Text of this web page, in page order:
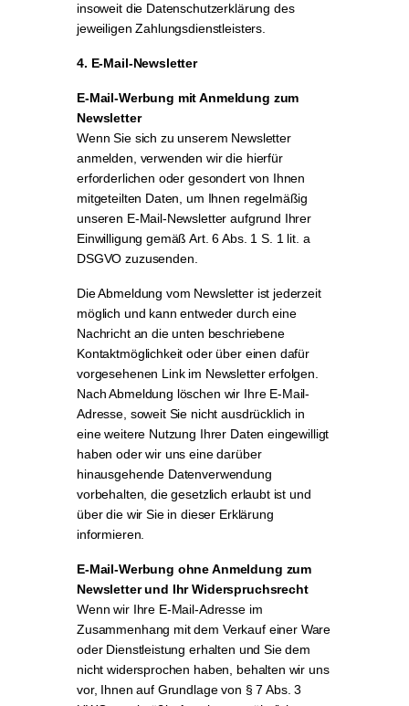
insoweit die Datenschutzerklärung des
jeweiligen Zahlungsdienstleisters.
4. E-Mail-Newsletter
E-Mail-Werbung mit Anmeldung zum
Newsletter
Wenn Sie sich zu unserem Newsletter
anmelden, verwenden wir die hierfür
erforderlichen oder gesondert von Ihnen
mitgeteilten Daten, um Ihnen regelmäßig
unseren E-Mail-Newsletter aufgrund Ihrer
Einwilligung gemäß Art. 6 Abs. 1 S. 1 lit. a
DSGVO zuzusenden.
Die Abmeldung vom Newsletter ist jederzeit
möglich und kann entweder durch eine
Nachricht an die unten beschriebene
Kontaktmöglichkeit oder über einen dafür
vorgesehenen Link im Newsletter erfolgen.
Nach Abmeldung löschen wir Ihre E-Mail-
Adresse, soweit Sie nicht ausdrücklich in
eine weitere Nutzung Ihrer Daten eingewilligt
haben oder wir uns eine darüber
hinausgehende Datenverwendung
vorbehalten, die gesetzlich erlaubt ist und
über die wir Sie in dieser Erklärung
informieren.
E-Mail-Werbung ohne Anmeldung zum
Newsletter und Ihr Widerspruchsrecht
Wenn wir Ihre E-Mail-Adresse im
Zusammenhang mit dem Verkauf einer Ware
oder Dienstleistung erhalten und Sie dem
nicht widersprochen haben, behalten wir uns
vor, Ihnen auf Grundlage von § 7 Abs. 3